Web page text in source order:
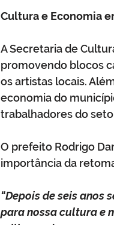
Cultura e Economia
A Secretaria de
promovendo blocos
os artistas locais.
economia do
trabalhadores do
O prefeito Rodrigo
importância da
“Depois de seis anos
para nossa cultura e